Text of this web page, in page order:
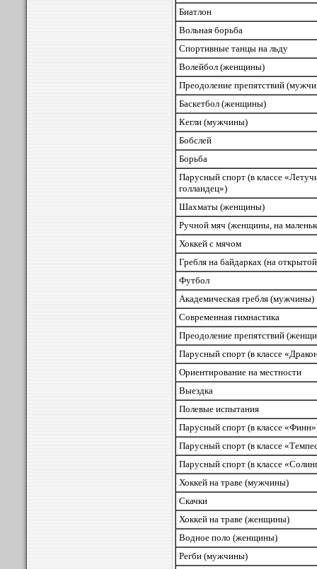
Биатлон
Вольная борьба
Спортивные танцы на льду
Волейбол (женщины)
Преодоление препятствий
Баскетбол (женщины)
Кегли (мужчины)
Бобслей
Борьба
Парусный спорт (в классе
голландец»)
Шахматы (женщины)
Ручной мяч (женщины, на
Хоккей с мячом
Гребля на байдарках (на
Футбол
Академическая гребля (мужчины)
Современная гимнастика
Преодоление препятствий
Парусный спорт (в классе
Ориентирование на местности
Выездка
Полевые испытания
Парусный спорт (в классе
Парусный спорт (в классе
Парусный спорт (в классе
Хоккей на траве (мужчины)
Скачки
Хоккей на траве (женщины)
Водное поло (женщины)
Регби (мужчины)